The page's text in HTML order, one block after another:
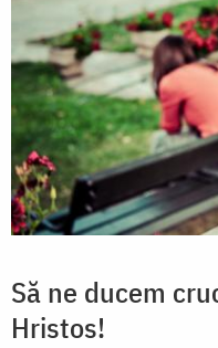
Să ne ducem
Hristos!